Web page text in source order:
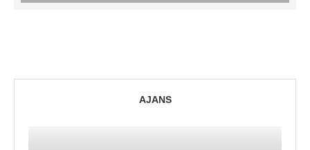
AJANS